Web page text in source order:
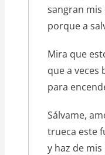
sangran
porque a
Mira que
que a veces
para
Sálvame,
trueca este
y haz de